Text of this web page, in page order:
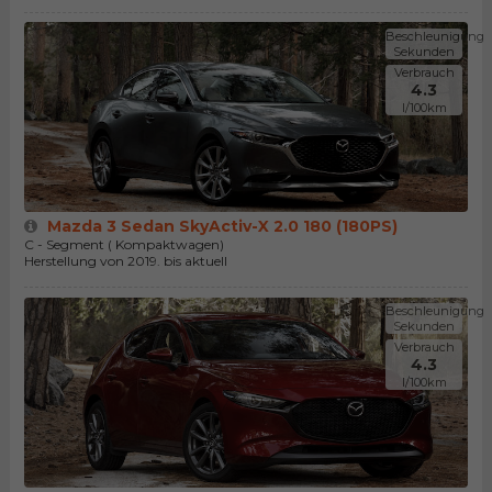
Beschleunigung
Sekunden
Verbrauch
4.3
l/100km
Mazda 3 Sedan SkyActiv-X 2.0 180 (180PS)
C - Segment ( Kompaktwagen)
Herstellung von 2019. bis aktuell
Beschleunigung
Sekunden
Verbrauch
4.3
l/100km